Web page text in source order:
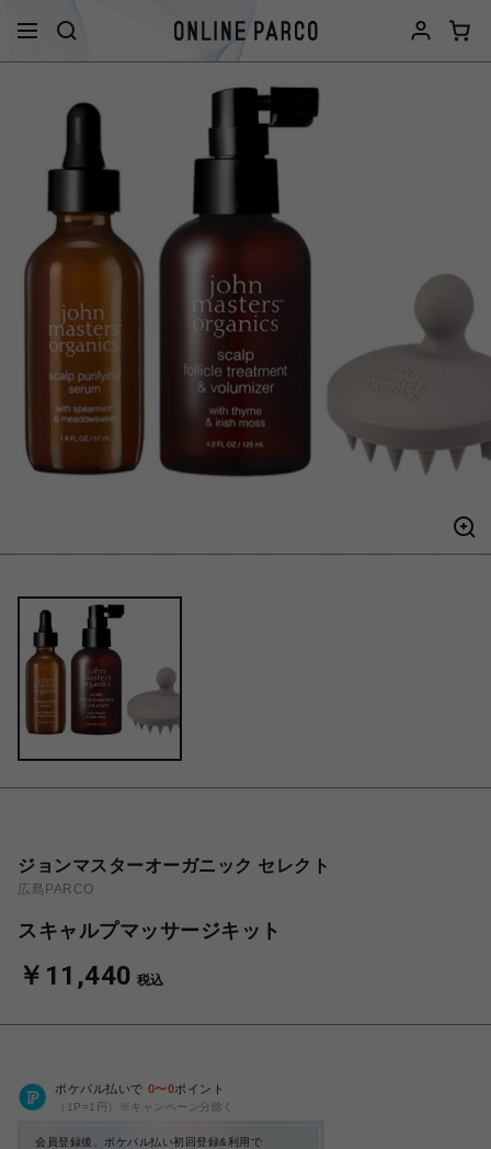
ジョンマスターオーガニック セレクト
広島PARCO
スキャルプマッサージキット
￥11,440 税込
ポケパル払いで 0〜0ポイント
（1P=1円）※キャンペーン分除く
会員登録後、ポケパル払い初回登録&利用で